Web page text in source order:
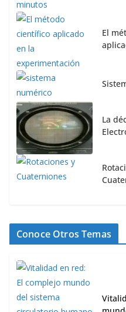
El
La
Conoce Otros Temas